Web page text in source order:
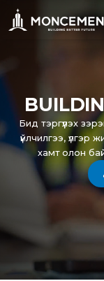
Бид тэргүүлэх
үйлчилгээ, үлгэр
хамт олон
Бид тэргүүлэх
үйлчилгээ, үлгэр
хамт олон